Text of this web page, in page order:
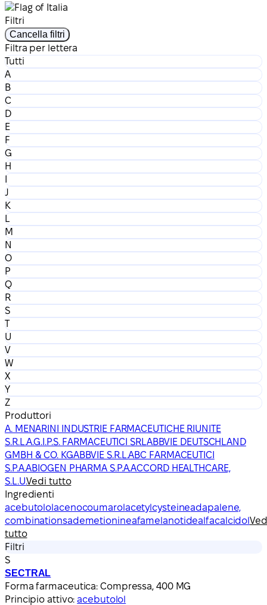
Filtri
Cancella filtri
Filtra per lettera
Tutti
A
B
C
D
E
F
G
H
I
J
K
L
M
N
O
P
Q
R
S
T
U
V
W
X
Y
Z
Produttori
A. MENARINI INDUSTRIE FARMACEUTICHE RIUNITE
S.R.L.A.G.I.P.S. FARMACEUTICI SRLABBVIE DEUTSCHLAND
GMBH & CO. KGABBVIE S.R.L.ABC FARMACEUTICI
S.P.A.ABIOGEN PHARMA S.P.A.ACCORD HEALTHCARE,
S.L.U.Vedi tutto
Ingredienti
acebutololacenocoumarolacetylcysteineadapalene,
combinationsademetionineafamelanotidealfacalcidol
tutto
Filtri
S
SECTRAL
Forma farmaceutica: Compressa, 400 MG
Principio attivo:acebutolol